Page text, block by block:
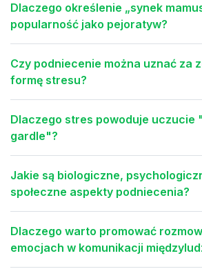
Dlaczego określenie „synek
popularność jako pejoratyw?
Czy podniecenie można uznać za
formę stresu?
Dlaczego stres powoduje uczucie
gardle"?
Jakie są biologiczne,
społeczne aspekty podniecenia?
Dlaczego warto promować
emocjach w komunikacji